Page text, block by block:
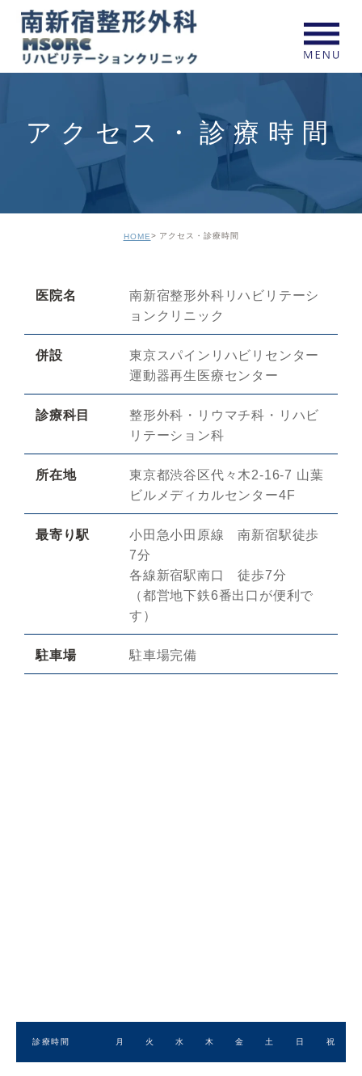
アクセス・診療時間
HOME アクセス・診療時間
医院名
南新宿整形外科リハビリテーシ
ョンクリニック
併設
東京スパインリハビリセンター
運動器再生医療センター
診療科目
整形外科・リウマチ科・リハビ
リテーション科
所在地
東京都渋谷区代々木2-16-7 山葉
ビルメディカルセンター4F
最寄り駅
小田急小田原線 南新宿駅徒歩
7分
各線新宿駅南口 徒歩7分
（都営地下鉄6番出口が便利で
す）
駐車場 駐車場完備
診療時間 月 火 水 木 金 土 日 祝